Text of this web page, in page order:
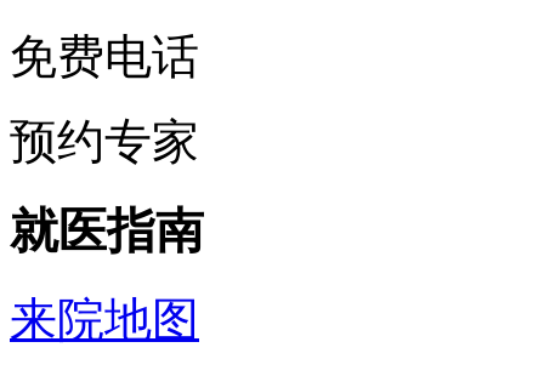
免费电话
预约专家
就医指南
来院地图